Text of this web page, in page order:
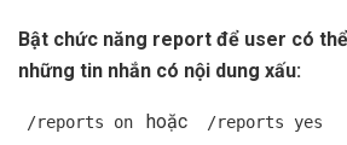
Bật chức năng report để user có
những tin nhắn có nội dung xấu:
/reports on hoặc /reports yes